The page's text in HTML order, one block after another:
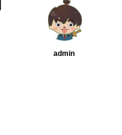
admin